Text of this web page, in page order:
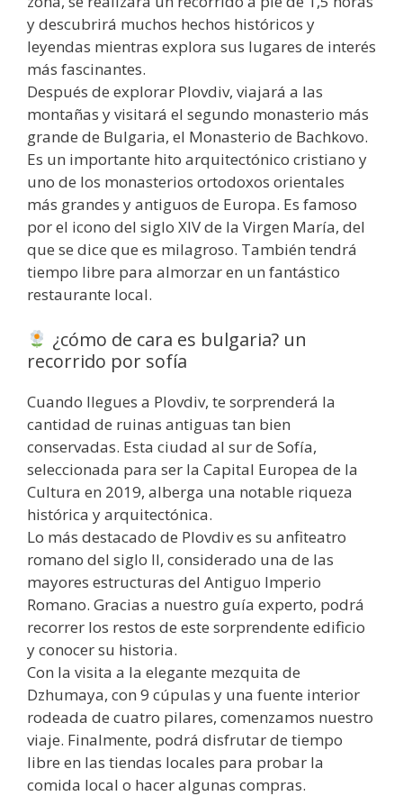
y descubrirá muchos hechos históricos y
leyendas mientras explora sus lugares de interés
más fascinantes.
Después de explorar Plovdiv, viajará a las
montañas y visitará el segundo monasterio más
grande de Bulgaria, el Monasterio de Bachkovo.
Es un importante hito arquitectónico cristiano y
uno de los monasterios ortodoxos orientales
más grandes y antiguos de Europa. Es famoso
por el icono del siglo XIV de la Virgen María, del
que se dice que es milagroso. También tendrá
tiempo libre para almorzar en un fantástico
restaurante local.
¿cómo de cara es bulgaria? un
recorrido por sofía
Cuando llegues a Plovdiv, te sorprenderá la
cantidad de ruinas antiguas tan bien
conservadas. Esta ciudad al sur de Sofía,
seleccionada para ser la Capital Europea de la
Cultura en 2019, alberga una notable riqueza
histórica y arquitectónica.
Lo más destacado de Plovdiv es su anfiteatro
romano del siglo II, considerado una de las
mayores estructuras del Antiguo Imperio
Romano. Gracias a nuestro guía experto, podrá
recorrer los restos de este sorprendente edificio
y conocer su historia.
Con la visita a la elegante mezquita de
Dzhumaya, con 9 cúpulas y una fuente interior
rodeada de cuatro pilares, comenzamos nuestro
viaje. Finalmente, podrá disfrutar de tiempo
libre en las tiendas locales para probar la
comida local o hacer algunas compras.